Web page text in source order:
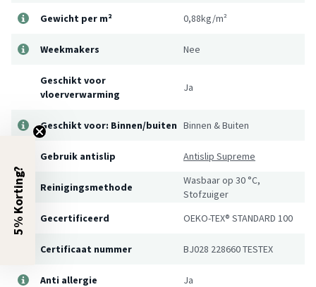
Gewicht per m² 0,88kg/m²
Weekmakers Nee
Geschikt voor
vloerverwarming
Ja
Geschikt voor: Binnen/buiten Binnen & Buiten
Gebruik antislip Antislip Supreme
Reinigingsmethode
Wasbaar op 30 °C,
Stofzuiger
Gecertificeerd
OEKO-TEX® STANDARD 100
Certificaat nummer BJ028 228660 TESTEX
Anti allergie Ja
5% Korting?